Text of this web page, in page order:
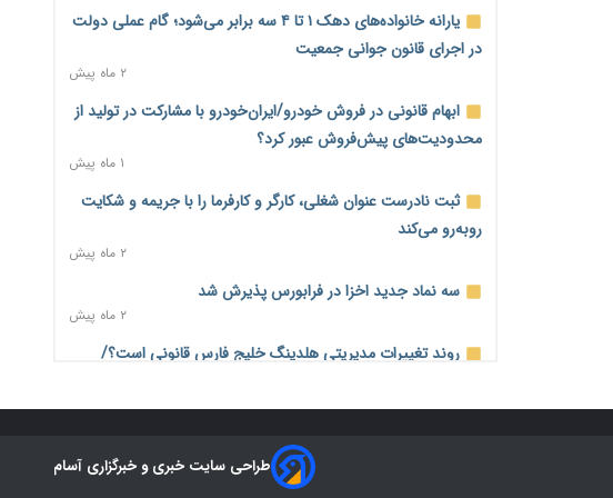
درآمد کارگزاری‌ها چقدر است؟ کانون کارگزاران اعداد منتشرشده
در فضای مجازی را تکذیب کرد
بیکاری ۷ درصدی روی کاغذ؛ آیا در واقعیت هم این چنین است؟
روز خبرنگار؛ مطالبه‌ای فراتر از تبریک برای پاسداشت حقیقت و
امنیت شغلی
زائران اربعین نگران ارز باقی‌مانده نباشند؛ خرید دینار در بانک‌ها و
صرافی‌ها
جنگ کریدورها وارد فاز جدید شد؛ سرمایه‌گذاری ۳۴۵ میلیارد
۳ روز پیش
یارانه خانواده‌های دهک ۱ تا ۴ سه برابر می‌شود؛ گام عملی دولت
در اجرای قانون جوانی جمعیت
۲ ماه پیش
ابهام قانونی در فروش خودرو/ایران‌خودرو با مشارکت در تولید از
محدودیت‌های پیش‌فروش عبور کرد؟
۱ ماه پیش
ثبت نادرست عنوان شغلی، کارگر و کارفرما را با جریمه و شکایت
روبه‌رو می‌کند
۲ ماه پیش
سه نماد جدید اخزا در فرابورس پذیرش شد
۲ ماه پیش
روند تغییرات مدیریتی هلدینگ خلیج فارس قانونی است؟/
۱ ماه پیش
هشدار درباره «۴ درصد» مشاغل سخت و زیان‌آور/کارفرمایان
پرداخت را به بازنشستگی موکول نکنندطراحی سایت خبری و خبرگزاری آسام